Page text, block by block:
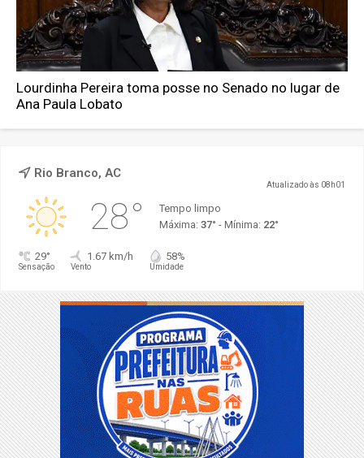
Lourdinha Pereira toma posse no Senado no lugar de
Ana Paula Lobato
Rio Branco, AC
Atualizado às 08h01
28°
Tempo limpo
Máxima: 37° - Mínima: 22°
29°
Sensação
1.67 km/h
Vento
58%
Umidade